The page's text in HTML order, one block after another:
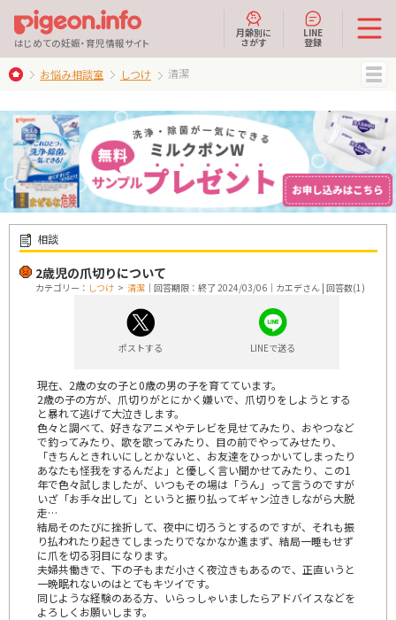
はじめての妊娠・育児情報サイト
月齢別に
さがす
LINE
登録
お悩み相談室 しつけ 清潔
相談
2歳児の爪切りについて
カテゴリー： しつけ > 清潔 ｜回答期限：終了 2024/03/06｜カエデさん | 回答数(1)
ポストする LINEで送る
現在、2歳の女の子と0歳の男の子を育てています。
2歳の子の方が、爪切りがとにかく嫌いで、爪切りをしようとする
と暴れて逃げて大泣きします。
色々と調べて、好きなアニメやテレビを見せてみたり、おやつなど
で釣ってみたり、歌を歌ってみたり、目の前でやってみせたり、
「きちんときれいにしとかないと、お友達をひっかいてしまったり
あなたも怪我をするんだよ」と優しく言い聞かせてみたり、この1
年で色々試しましたが、いつもその場は「うん」って言うのですが
いざ「お手々出して」というと振り払ってギャン泣きしながら大脱
走…
結局そのたびに挫折して、夜中に切ろうとするのですが、それも振
り払われたり起きてしまったりでなかなか進まず、結局一睡もせず
に爪を切る羽目になります。
夫婦共働きで、下の子もまだ小さく夜泣きもあるので、正直いうと
一晩眠れないのはとてもキツイです。
同じような経験のある方、いらっしゃいましたらアドバイスなどを
よろしくお願いします。